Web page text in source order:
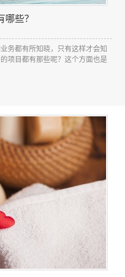
些？
务都有所知晓，只有这样才会知
项目都有那些呢？这个方面也是